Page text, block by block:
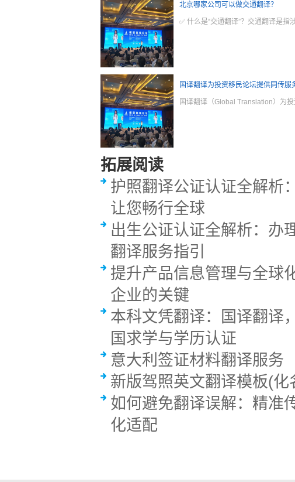
北京哪家公司可以做交通翻译？
✅ 什么是“交通翻译”？交通翻译是
国译翻译为投资移民论坛提供同传服
国译翻译（Global Translation）为
拓展阅读
护照翻译公证认证全解析
让您畅行全球
出生公证认证全解析：办
翻译服务指引
提升产品信息管理与全球
企业的关键
本科文凭翻译：国译翻译
国求学与学历认证
意大利签证材料翻译服务
新版驾照英文翻译模板(化
如何避免翻译误解：精准
化适配